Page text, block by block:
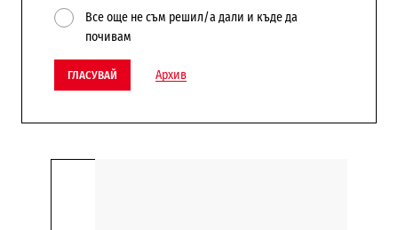
Все още не съм решил/а дали и къде да
почивам
ГЛАСУВАЙ Архив